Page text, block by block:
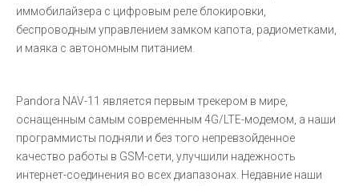
иммобилайзера с цифровым реле блокировки,
беспроводным управлением замком капота, радиометками,
и маяка с автономным питанием.
Pandora NAV-11 является первым трекером в мире,
оснащенным самым современным 4G/LTE-модемом, а наши
программисты подняли и без того непревзойденное
качество работы в GSM-сети, улучшили надежность
интернет-соединения во всех диапазонах. Недавние наши